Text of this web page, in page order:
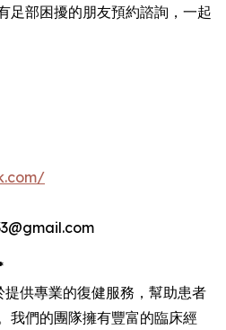
足部困擾的朋友預約諮詢，一起
提供專業的復健服務，幫助患者
我們的團隊擁有豐富的臨床經